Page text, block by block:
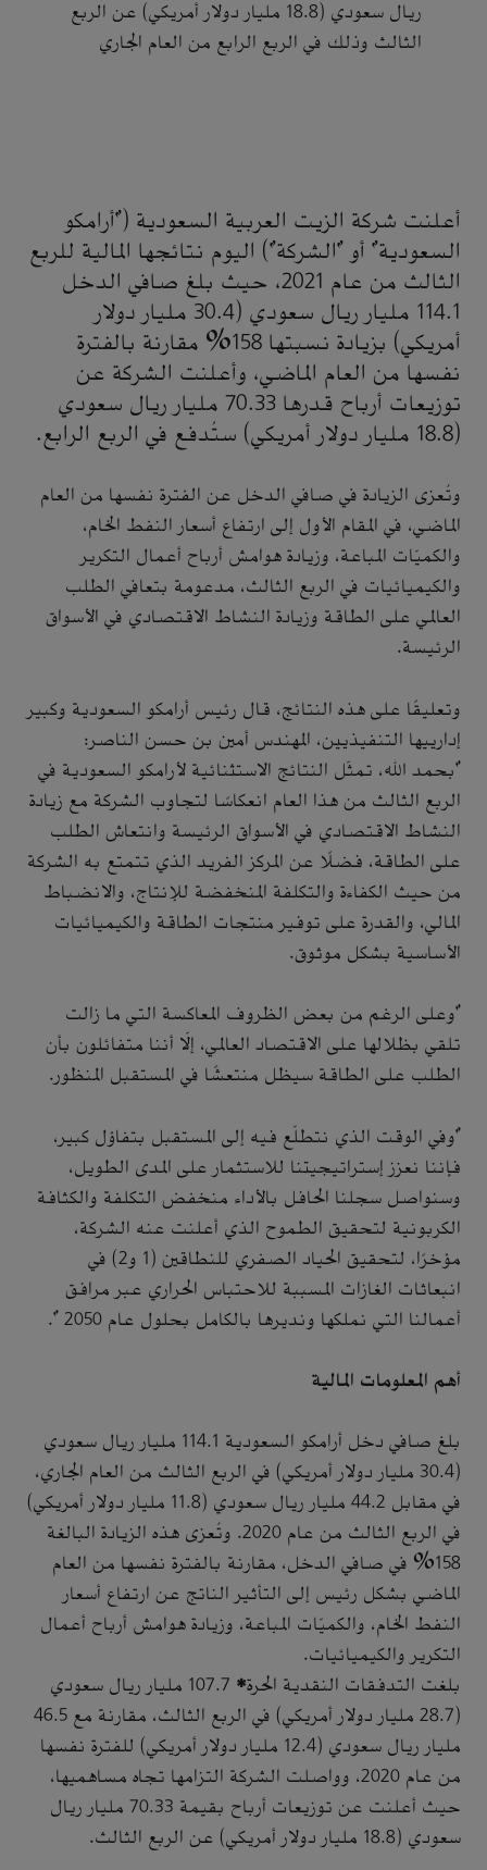
ريال سعودي (18.8 مليار دولار أمريكي) عن الربع
الثالث وذلك في الربع الرابع من العام الجاري
أعلنت شركة الزيت العربية السعودية ("أرامكو
السعودية" أو "الشركة") اليوم نتائجها المالية للربع
الثالث من عام 2021، حيث بلغ صافي الدخل
114.1 مليار ريال سعودي (30.4 مليار دولار
أمريكي) بزيادة نسبتها 158% مقارنة بالفترة
نفسها من العام الماضي، وأعلنت الشركة عن
توزيعات أرباح قدرها 70.33 مليار ريال سعودي
(18.8 مليار دولار أمريكي) ستُدفع في الربع الرابع.
وتُعزى الزيادة في صافي الدخل عن الفترة نفسها من العام
الماضي، في المقام الأول إلى ارتفاع أسعار النفط الخام،
والكميّات المباعة، وزيادة هوامش أرباح أعمال التكرير
والكيميائيات في الربع الثالث، مدعومة بتعافي الطلب
العالمي على الطاقة وزيادة النشاط الاقتصادي في الأسواق
الرئيسة.
وتعليقًا على هذه النتائج، قال رئيس أرامكو السعودية وكبير
إدارييها التنفيذيين، المهندس أمين بن حسن الناصر:
"بحمد الله، تمثّل النتائج الاستثنائية لأرامكو السعودية في
الربع الثالث من هذا العام انعكاسًا لتجاوب الشركة مع زيادة
النشاط الاقتصادي في الأسواق الرئيسة وانتعاش الطلب
على الطاقة، فضلًا عن المركز الفريد الذي تتمتع به الشركة
من حيث الكفاءة والتكلفة المنخفضة للإنتاج، والانضباط
المالي، والقدرة على توفير منتجات الطاقة والكيميائيات
الأساسية بشكل موثوق.
"وعلى الرغم من بعض الظروف المعاكسة التي ما زالت
تلقي بظلالها على الاقتصاد العالمي، إلّا أننا متفائلون بأن
الطلب على الطاقة سيظل منتعشًا في المستقبل المنظور.
"وفي الوقت الذي نتطلّع فيه إلى المستقبل بتفاؤل كبير،
فإننا نعزز إستراتيجيتنا للاستثمار على المدى الطويل،
وسنواصل سجلنا الحافل بالأداء منخفض التكلفة والكثافة
الكربونية لتحقيق الطموح الذي أعلنت عنه الشركة،
مؤخرًا، لتحقيق الحياد الصفري للنطاقين (1 و2) في
انبعاثات الغازات المسببة للاحتباس الحراري عبر مرافق
أعمالنا التي نملكها ونديرها بالكامل بحلول عام 2050 ".
أهم المعلومات المالية
بلغ صافي دخل أرامكو السعودية 114.1 مليار ريال سعودي
(30.4 مليار دولار أمريكي) في الربع الثالث من العام الجاري،
في مقابل 44.2 مليار ريال سعودي (11.8 مليار دولار أمريكي)
في الربع الثالث من عام 2020. وتُعزى هذه الزيادة البالغة
158% في صافي الدخل، مقارنة بالفترة نفسها من العام
الماضي بشكل رئيس إلى التأثير الناتج عن ارتفاع أسعار
النفط الخام، والكميّات المباعة، وزيادة هوامش أرباح أعمال
التكرير والكيميائيات.
بلغت التدفقات النقدية الحرة* 107.7 مليار ريال سعودي
(28.7 مليار دولار أمريكي) في الربع الثالث، مقارنة مع 46.5
مليار ريال سعودي (12.4 مليار دولار أمريكي) للفترة نفسها
من عام 2020، وواصلت الشركة التزامها تجاه مساهميها،
حيث أعلنت عن توزيعات أرباح بقيمة 70.33 مليار ريال
سعودي (18.8 مليار دولار أمريكي) عن الربع الثالث.